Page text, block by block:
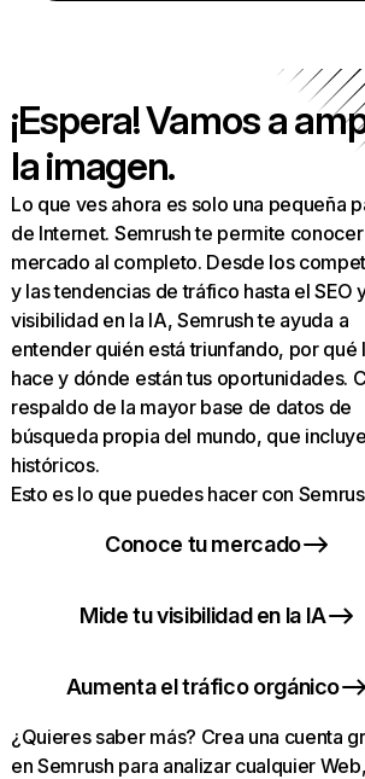
¡Espera! Vamos a
la imagen.
Lo que ves ahora es solo una pequeña
de Internet. Semrush te permite
mercado al completo. Desde los
y las tendencias de tráfico hasta el SEO
visibilidad en la IA, Semrush te ayuda a
entender quién está triunfando, por qué
hace y dónde están tus oportunidades.
respaldo de la mayor base de datos de
búsqueda propia del mundo, que
históricos.
Esto es lo que puedes hacer con
Conoce tu mercado
Mide tu visibilidad en la IA
Aumenta el tráfico orgánico
¿Quieres saber más? Crea una cuenta
en Semrush para analizar cualquier